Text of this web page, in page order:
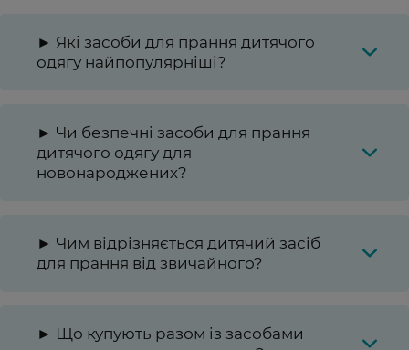
► Які засоби для прання дитячого
одягу найпопулярніші?
► Чи безпечні засоби для прання
дитячого одягу для
новонароджених?
► Чим відрізняється дитячий засіб
для прання від звичайного?
► Що купують разом із засобами